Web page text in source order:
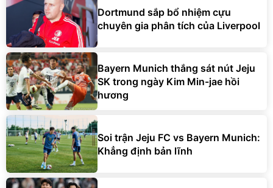
Dortmund sắp bổ nhiệm cựu
chuyên gia phân tích của Liverpool
Bayern Munich thắng sát nút Jeju
SK trong ngày Kim Min-jae hồi
hương
Soi trận Jeju FC vs Bayern Munich:
Khẳng định bản lĩnh